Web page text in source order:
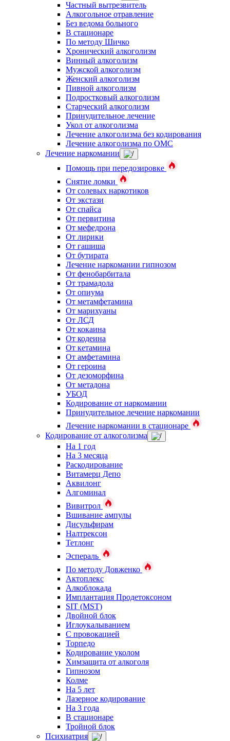
Частный вытрезвитель
Алкогольное отравление
Без ведома больного
В стационаре
По методу Шичко
Хронический алкоголизм
Винный алкоголизм
Мужской алкоголизм
Женский алкоголизм
Пивной алкоголизм
Подростковый алкоголизм
Старческий алкоголизм
Принудительное лечение
Укол от алкоголизма
Лечение алкоголизма без кодирования
Лечение алкоголизма по ОМС
Лечение наркомании
Помощь при передозировке
Снятие ломки
От солевых наркотиков
От экстази
От спайса
От первитина
От мефедрона
От лирики
От гашиша
От бутирата
Лечение наркомании гипнозом
От фенобарбитала
От трамадола
От опиума
От метамфетамина
От марихуаны
От ЛСД
От кокаина
От кодеина
От кетамина
От амфетамина
От героина
От дезоморфина
От метадона
УБОД
Кодирование от наркомании
Принудительное лечение наркомании
Лечение наркомании в стационаре
Кодирование от алкоголизма
На 1 год
На 3 месяца
Раскодирование
Витамерц Депо
Аквилонг
Алгоминал
Вивитрол
Вшивание ампулы
Дисульфирам
Налтрексон
Тетлонг
Эспераль
По методу Довженко
Актоплекс
Алкоблокада
Имплантация Продетоксоном
SIT (MST)
Двойной блок
Иглоукалыванием
С провокацией
Торпедо
Кодирование уколом
Химзащита от алкоголя
Гипнозом
Колме
На 5 лет
Лазерное кодирование
На 3 года
В стационаре
Тройной блок
Психиатрия